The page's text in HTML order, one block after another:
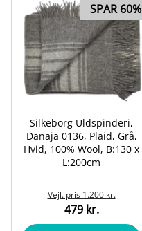
SPAR 60%
Silkeborg Uldspinderi,
Danaja 0136, Plaid, Grå,
Hvid, 100% Wool, B:130 x
L:200cm
Vejl. pris 1.200 kr.
479 kr.